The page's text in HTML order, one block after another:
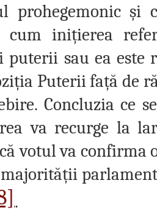
prohegemonic și
cum inițierea
puterii sau ea este
ția Puterii față de
Concluzia ce
va recurge la
votul va confirma
ții
.